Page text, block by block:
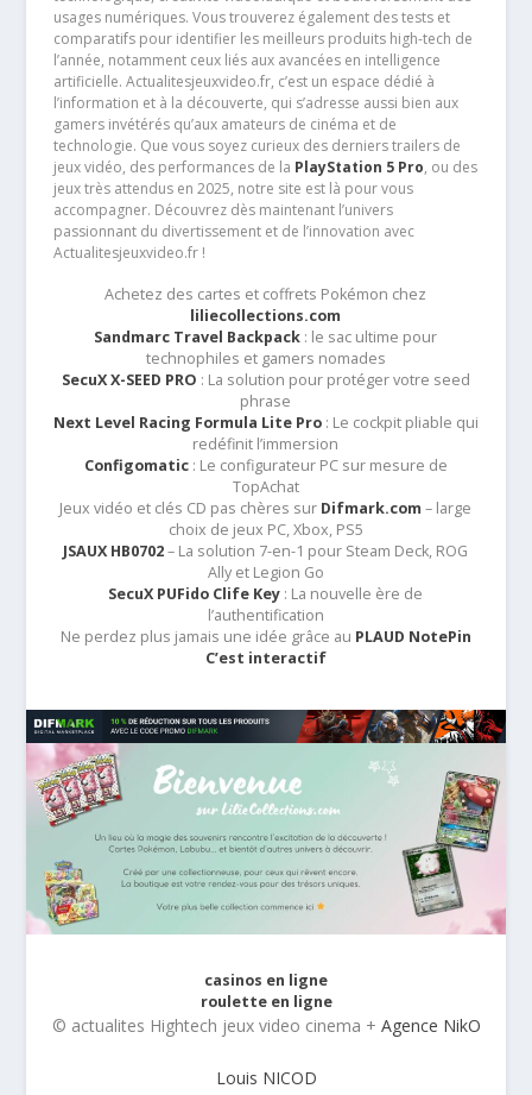
usages numériques. Vous trouverez également des tests et
comparatifs pour identifier les meilleurs produits high-tech de
l’année, notamment ceux liés aux avancées en intelligence
artificielle. Actualitesjeuxvideo.fr, c’est un espace dédié à
l’information et à la découverte, qui s’adresse aussi bien aux
gamers invétérés qu’aux amateurs de cinéma et de
technologie. Que vous soyez curieux des derniers trailers de
jeux vidéo, des performances de la PlayStation 5 Pro, ou des
jeux très attendus en 2025, notre site est là pour vous
accompagner. Découvrez dès maintenant l’univers
passionnant du divertissement et de l’innovation avec
Actualitesjeuxvideo.fr !
Achetez des cartes et coffrets Pokémon chez
liliecollections.com
Sandmarc Travel Backpack : le sac ultime pour
technophiles et gamers nomades
SecuX X-SEED PRO : La solution pour protéger votre seed
phrase
Next Level Racing Formula Lite Pro: Le cockpit pliable qui
redéfinit l’immersion
Configomatic: Le configurateur PC sur mesure de
TopAchat
Jeux vidéo et clés CD pas chères sur Difmark.com – large
choix de jeux PC, Xbox, PS5
JSAUX HB0702– La solution 7-en-1 pour Steam Deck, ROG
Ally et Legion Go
SecuX PUFido Clife Key : La nouvelle ère de
l’authentification
Ne perdez plus jamais une idée grâce au PLAUD NotePin
C’est interactif
casinos en ligne
roulette en ligne
© actualites Hightech jeux video cinema + Agence NikO
Louis NICOD